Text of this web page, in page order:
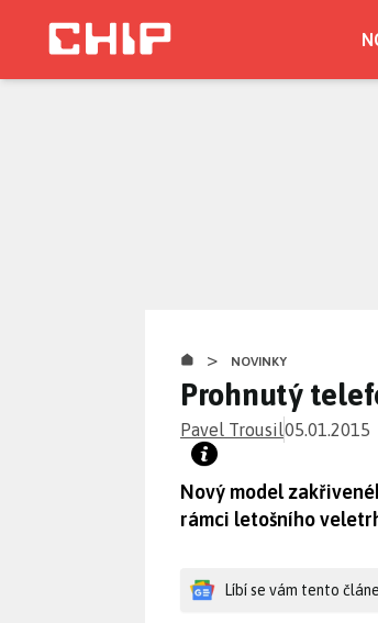
> NOVINKY
Prohnutý
Pavel Trousil05.01.2015
Nový model
rámci letošního
Líbí se vám tento